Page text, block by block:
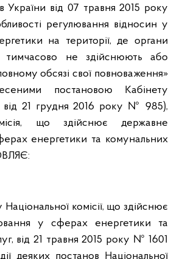
України від 07 травня 2015 року
регулювання відносин у
на території, де органи
тимчасово не здійснюють або
обсязі свої повноваження»
постановою Кабінету
від 21 грудня 2016 року № 985),
що здійснює державне
енергетики та комунальних
Національної комісії, що здійснює
у сферах енергетики та
від 21 травня 2015 року № 1601
деяких постанов Національної